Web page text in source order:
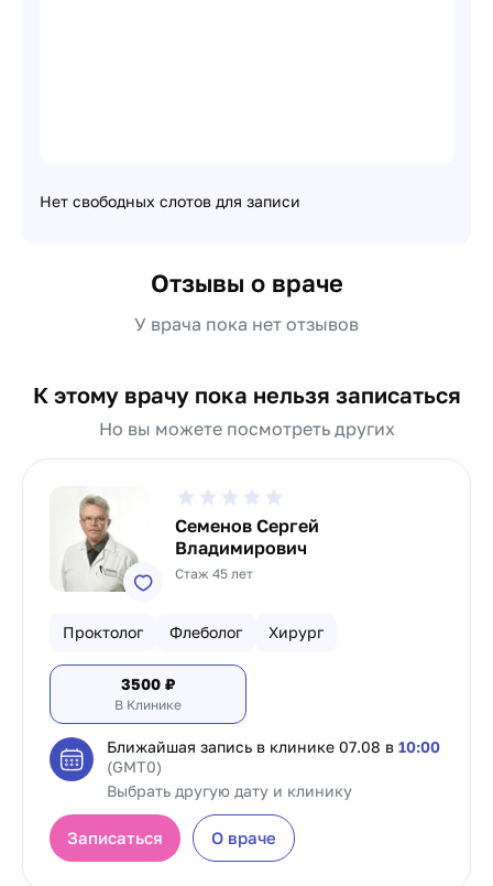
Нет свободных слотов для записи
Отзывы о враче
У врача пока нет отзывов
К этому врачу пока нельзя записаться
Но вы можете посмотреть других
Семенов Сергей
Владимирович
Стаж 45 лет
Проктолог Флеболог Хирург
3500 ₽
В Клинике
Ближайшая запись в клинике 07.08 в 10:00
(GMT0)
Выбрать другую дату и клинику
Записаться О враче